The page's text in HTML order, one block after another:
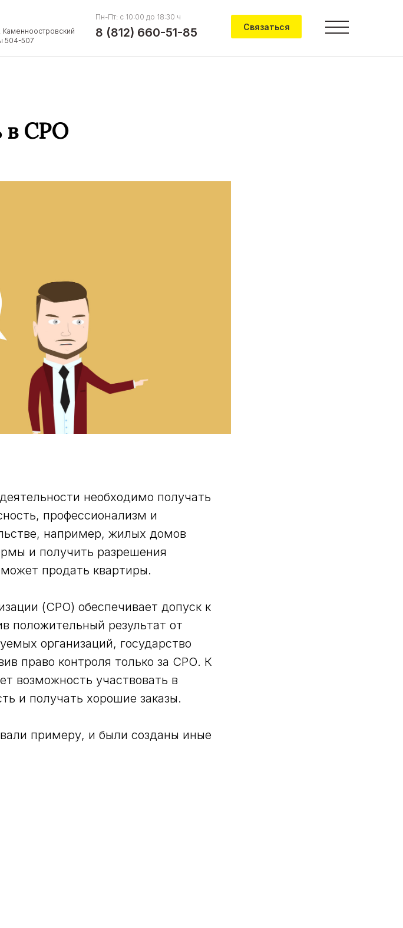
Каменноостровский
504-507
Пн-Пт: c 10:00 до 18:30 ч
8 (812) 660-51-85 Связаться
в СРО
необходимо получать
профессионализм и
например, жилых домов
и получить разрешения
продать квартиры.
(СРО) обеспечивает допуск к
положительный результат от
организаций, государство
право контроля только за СРО. К
возможность участвовать в
и получать хорошие заказы.
примеру, и были созданы иные